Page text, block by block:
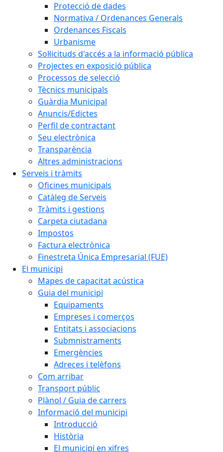
Protecció de dades
Normativa / Ordenances Generals
Ordenances Fiscals
Urbanisme
Sol·licituds d'accés a la informació pública
Projectes en exposició pública
Processos de selecció
Tècnics municipals
Guàrdia Municipal
Anuncis/Edictes
Perfil de contractant
Seu electrònica
Transparència
Altres administracions
Serveis i tràmits
Oficines municipals
Catàleg de Serveis
Tràmits i gestions
Carpeta ciutadana
Impostos
Factura electrònica
Finestreta Única Empresarial (FUE)
El municipi
Mapes de capacitat acústica
Guia del municipi
Equipaments
Empreses i comerços
Entitats i associacions
Submnistraments
Emergències
Adreces i telèfons
Com arribar
Transport públic
Plànol / Guia de carrers
Informació del municipi
Introducció
Història
El municipi en xifres